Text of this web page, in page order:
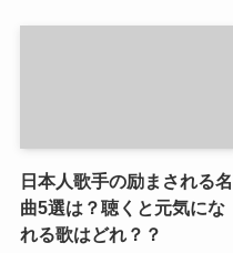
日本人歌手の励まされる名
曲5選は？聴くと元気にな
れる歌はどれ？？